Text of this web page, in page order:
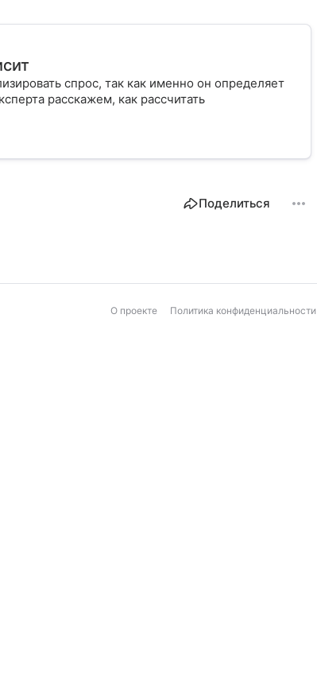
спрос, так как именно он определяет
расскажем, как рассчитать
Поделиться
О проекте Политика конфиденциальности